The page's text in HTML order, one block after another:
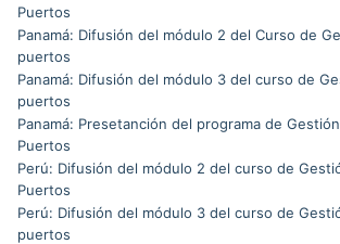
Puertos
Panamá: Difusión del módulo 2 del Curso de
puertos
Panamá: Difusión del módulo 3 del curso de
puertos
Panamá: Presetanción del programa de
Puertos
Perú: Difusión del módulo 2 del curso de
Puertos
Perú: Difusión del módulo 3 del curso de
puertos